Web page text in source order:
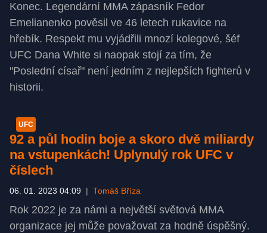
Konec. Legendární MMA zápasník Fedor
Emelianenko pověsil ve 46 letech rukavice na
hřebík. Respekt mu vyjádřili mnozí kolegové, šéf
UFC Dana White si naopak stojí za tím, že
"Poslední císař" není jedním z nejlepších fighterů v
historii.
UFC
92 a půl hodin boje a skoro dvě miliardy
na vstupenkách! Uplynulý rok UFC v
číslech
06. 01. 2023 04:09 Tomáš Bříza
Rok 2022 je za námi a největší světová MMA
organizace jej může považovat za hodně úspěšný.